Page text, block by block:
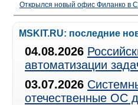
Открылся новый офис Филанко в
MSKIT.RU: последние
04.08.2026
автоматизации
03.07.2026
отечественные ОС